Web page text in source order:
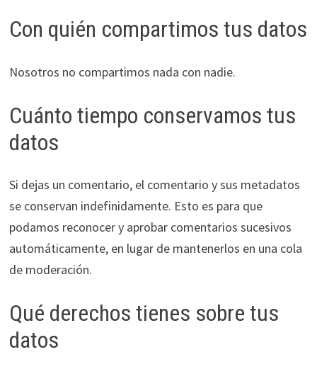
Con quién compartimos tus datos
Nosotros no compartimos nada con nadie.
Cuánto tiempo conservamos tus
datos
Si dejas un comentario, el comentario y sus metadatos
se conservan indefinidamente. Esto es para que
podamos reconocer y aprobar comentarios sucesivos
automáticamente, en lugar de mantenerlos en una cola
de moderación.
Qué derechos tienes sobre tus
datos